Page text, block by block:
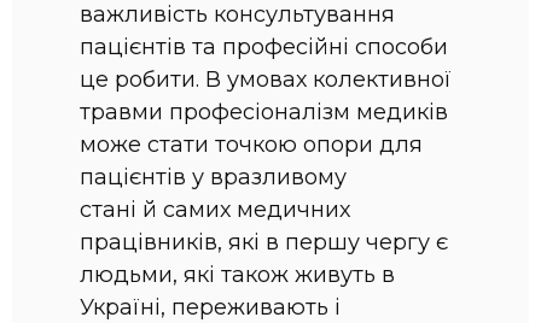
важливість консультування
пацієнтів та професійні способи
це робити. В умовах колективної
травми професіоналізм медиків
може стати точкою опори для
пацієнтів у вразливому
стані й самих медичних
працівників, які в першу чергу є
людьми, які також живуть в
Україні, переживають і